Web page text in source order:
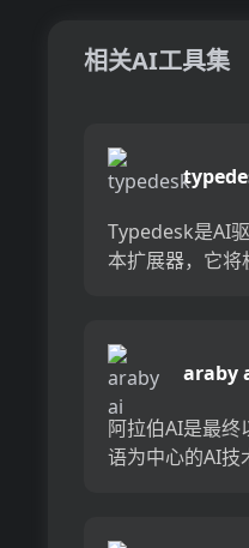
相关AI工具集
Typedesk是AI
本扩展器，它将
Typedesk提高了
写作效率，帮助
地将正确的单词
araby
阿拉伯AI是最终
语为中心的AI技